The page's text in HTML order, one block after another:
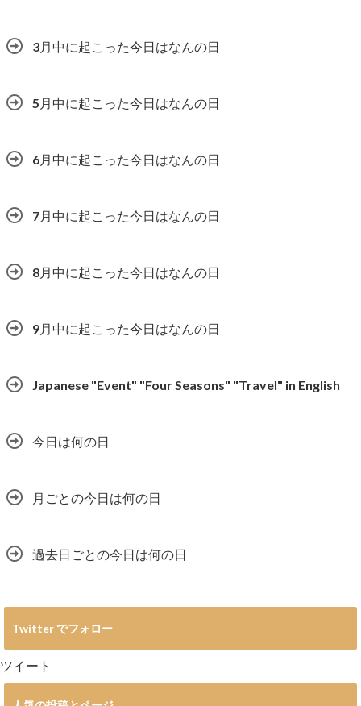
3月中に起こった今日はなんの日
5月中に起こった今日はなんの日
6月中に起こった今日はなんの日
7月中に起こった今日はなんの日
8月中に起こった今日はなんの日
9月中に起こった今日はなんの日
Japanese "Event" "Four Seasons" "Travel" in English
今日は何の日
月ごとの今日は何の日
過去日ごとの今日は何の日
Twitter でフォロー
ツイート